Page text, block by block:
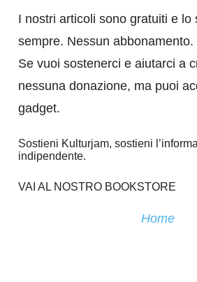
I nostri articoli sono gratuiti e lo
sempre. Nessun abbonamento.
Se vuoi sostenerci e aiutarci a
nessuna donazione, ma puoi
gadget.
Sostieni Kulturjam, sostieni
indipendente.
VAI AL NOSTRO BOOKSTORE
Home